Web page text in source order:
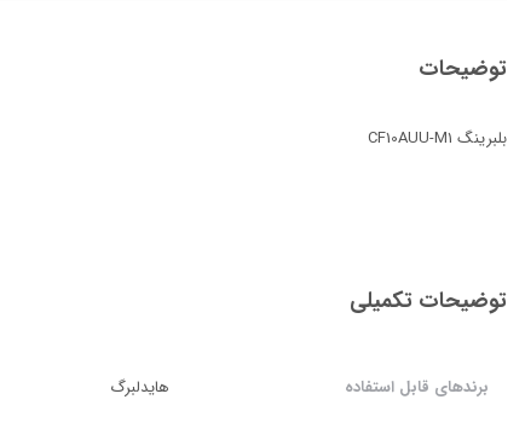
توضیحات
بلبرینگ CF10AUU-M1
توضیحات تکمیلی
برندهای قابل استفاده هایدلبرگ